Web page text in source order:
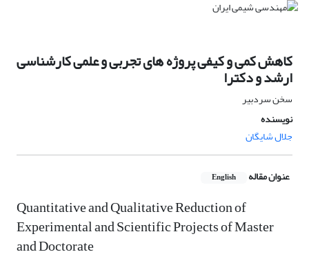
کاهش کمی و کیفی پروژه های تجربی و علمی کارشناسی
ارشد و دکترا
سخن سردبیر
نویسنده
جلال شایگان
عنوان مقاله English
Quantitative and Qualitative Reduction of
Experimental and Scientific Projects of Master
and Doctorate